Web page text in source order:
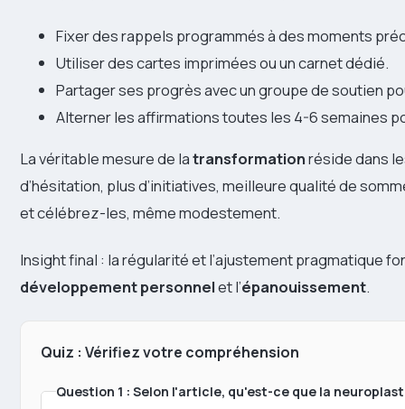
Fixer des rappels programmés à des moments
Utiliser des cartes imprimées ou un carnet dédié.
Partager ses progrès avec un groupe de soutien
Alterner les affirmations toutes les 4-6 semaines
La véritable mesure de latransformationréside dans
d’hésitation, plus d’initiatives, meilleure qualité de
et célébrez-les, même modestement.
Insight final : la régularité et l’ajustement pragmatique
développement personnelet l’épanouissement.
Quiz : Vérifiez votre compréhension
Question 1 : Selon l'article, qu'est-ce que la